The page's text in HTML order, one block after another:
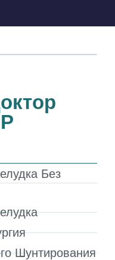
Без
Шунтирования